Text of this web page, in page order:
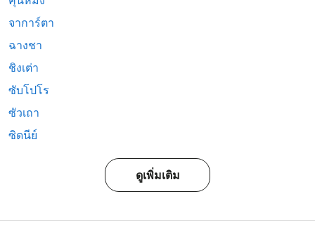
จาการ์ตา
ฉางชา
ชิงเต่า
ซับโปโร
ซัวเถา
ซิดนีย์
ดูเพิ่มเติม